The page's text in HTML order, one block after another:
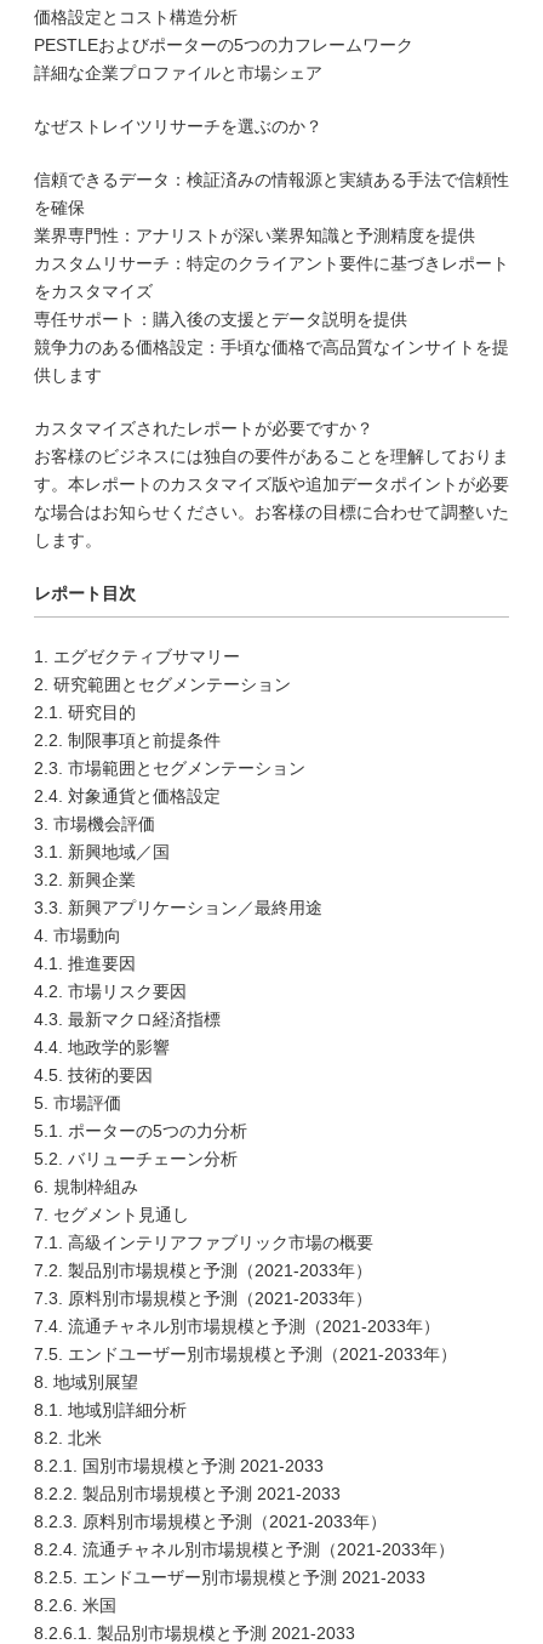
価格設定とコスト構造分析
PESTLEおよびポーターの5つの力フレームワーク
詳細な企業プロファイルと市場シェア
なぜストレイツリサーチを選ぶのか？
信頼できるデータ：検証済みの情報源と実績ある手法で信頼性
を確保
業界専門性：アナリストが深い業界知識と予測精度を提供
カスタムリサーチ：特定のクライアント要件に基づきレポート
をカスタマイズ
専任サポート：購入後の支援とデータ説明を提供
競争力のある価格設定：手頃な価格で高品質なインサイトを提
供します
カスタマイズされたレポートが必要ですか？
お客様のビジネスには独自の要件があることを理解しておりま
す。本レポートのカスタマイズ版や追加データポイントが必要
な場合はお知らせください。お客様の目標に合わせて調整いた
します。
レポート目次
1. エグゼクティブサマリー
2. 研究範囲とセグメンテーション
2.1. 研究目的
2.2. 制限事項と前提条件
2.3. 市場範囲とセグメンテーション
2.4. 対象通貨と価格設定
3. 市場機会評価
3.1. 新興地域／国
3.2. 新興企業
3.3. 新興アプリケーション／最終用途
4. 市場動向
4.1. 推進要因
4.2. 市場リスク要因
4.3. 最新マクロ経済指標
4.4. 地政学的影響
4.5. 技術的要因
5. 市場評価
5.1. ポーターの5つの力分析
5.2. バリューチェーン分析
6. 規制枠組み
7. セグメント見通し
7.1. 高級インテリアファブリック市場の概要
7.2. 製品別市場規模と予測（2021-2033年）
7.3. 原料別市場規模と予測（2021-2033年）
7.4. 流通チャネル別市場規模と予測（2021-2033年）
7.5. エンドユーザー別市場規模と予測（2021-2033年）
8. 地域別展望
8.1. 地域別詳細分析
8.2. 北米
8.2.1. 国別市場規模と予測 2021-2033
8.2.2. 製品別市場規模と予測 2021-2033
8.2.3. 原料別市場規模と予測（2021-2033年）
8.2.4. 流通チャネル別市場規模と予測（2021-2033年）
8.2.5. エンドユーザー別市場規模と予測 2021-2033
8.2.6. 米国
8.2.6.1. 製品別市場規模と予測 2021-2033